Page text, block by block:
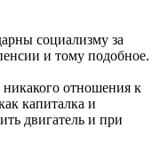
социализму за
и тому подобное.
отношения к
капиталка и
двигатель и при